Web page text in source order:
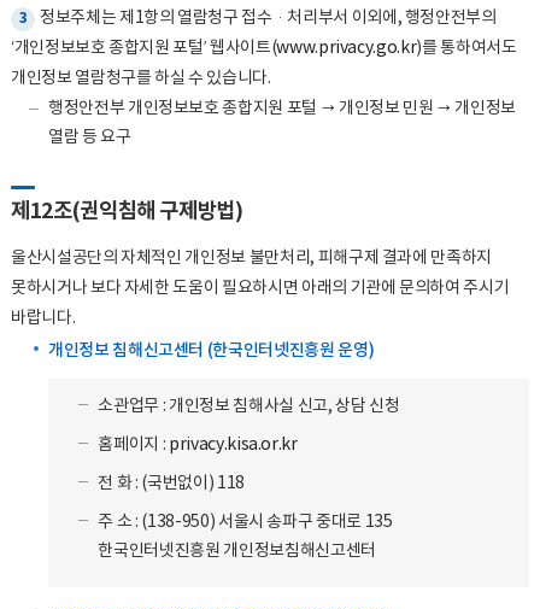
3
정보주체는 제1항의 열람청구 접수·처리부서 이외에, 행정안전부의
‘개인정보보호 종합지원 포털’ 웹사이트(www.privacy.go.kr)를 통하여서도
개인정보 열람청구를 하실 수 있습니다.
행정안전부 개인정보보호 종합지원 포털 → 개인정보 민원 → 개인정보
열람 등 요구
제12조(권익침해 구제방법)
울산시설공단의 자체적인 개인정보 불만처리, 피해구제 결과에 만족하지
못하시거나 보다 자세한 도움이 필요하시면 아래의 기관에 문의하여 주시기
바랍니다.
개인정보 침해신고센터 (한국인터넷진흥원 운영)
소관업무 : 개인정보 침해사실 신고, 상담 신청
홈페이지 : privacy.kisa.or.kr
전 화 : (국번없이) 118
주 소 : (138-950) 서울시 송파구 중대로 135
한국인터넷진흥원 개인정보침해신고센터